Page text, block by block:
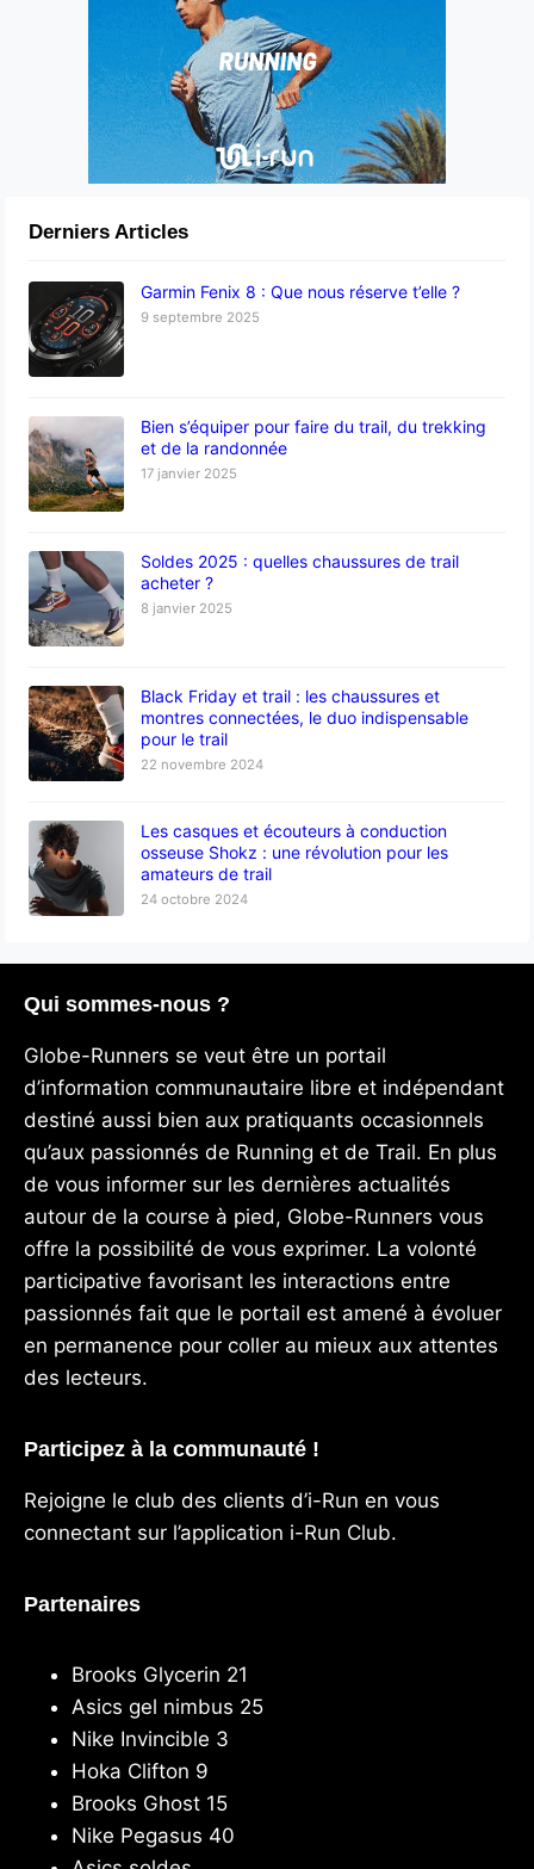
Derniers Articles
Garmin Fenix 8 : Que nous réserve t’elle ?
9 septembre 2025
Bien s’équiper pour faire du trail, du trekking
et de la randonnée
17 janvier 2025
Soldes 2025 : quelles chaussures de trail
acheter ?
8 janvier 2025
Black Friday et trail : les chaussures et
montres connectées, le duo indispensable
pour le trail
22 novembre 2024
Les casques et écouteurs à conduction
osseuse Shokz : une révolution pour les
amateurs de trail
24 octobre 2024
Qui sommes-nous ?
Globe-Runners se veut être un portail
d’information communautaire libre et indépendant
destiné aussi bien aux pratiquants occasionnels
qu’aux passionnés de Running et de Trail. En plus
de vous informer sur les dernières actualités
autour de la course à pied, Globe-Runners vous
offre la possibilité de vous exprimer. La volonté
participative favorisant les interactions entre
passionnés fait que le portail est amené à évoluer
en permanence pour coller au mieux aux attentes
des lecteurs.
Participez à la communauté !
Rejoigne le club des clients d’i-Run en vous
connectant sur l’application i-Run Club.
Partenaires
Brooks Glycerin 21
Asics gel nimbus 25
Nike Invincible 3
Hoka Clifton 9
Brooks Ghost 15
Nike Pegasus 40